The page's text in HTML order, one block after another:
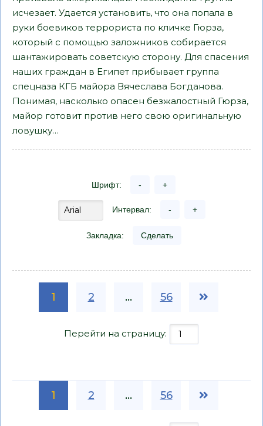
исчезает. Удается установить, что она попала в
руки боевиков террориста по кличке Гюрза,
который с помощью заложников собирается
шантажировать советскую сторону. Для спасения
наших граждан в Египет прибывает группа
спецназа КГБ майора Вячеслава Богданова.
Понимая, насколько опасен безжалостный Гюрза,
майор готовит против него свою оригинальную
ловушку…
Шрифт: - +
Интервал: - +
Закладка: Сделать
1 2 ... 56
Перейти на страницу:
1 2 ... 56